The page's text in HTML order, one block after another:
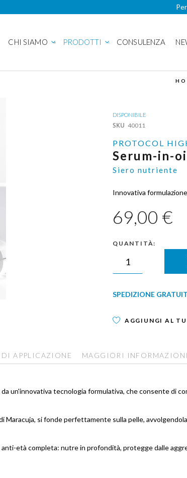
CHI SIAMO PRODOTTI CONSULENZA
DISPONIBILE
SKU 40011
PROTOCOL
Serum-in-
Siero nutriente
Innovativa
69,00 €
QUANTITÀ:
SPEDIZIONE
AGGIUNGI AL
un'innovativa tecnologia formulativa, che consente di
si fonde perfettamente sulla pelle,
anti-età completa: nutre in profondità, protegge dalle
APPLICAZIONE MAGGIORI INFORMAZIONI